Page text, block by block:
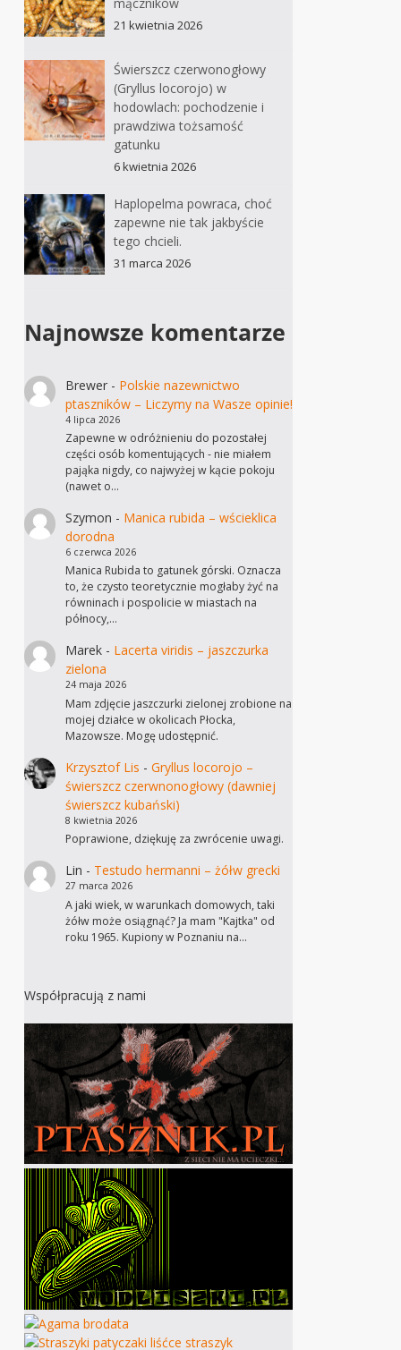
21 kwietnia 2026
Świerszcz czerwonogłowy
(Gryllus locorojo) w
hodowlach: pochodzenie i
prawdziwa tożsamość
gatunku
6 kwietnia 2026
Haplopelma powraca, choć
zapewne nie tak jakbyście
tego chcieli.
31 marca 2026
Najnowsze komentarze
Brewer- Polskie nazewnictwo
ptaszników – Liczymy na Wasze opinie!
4 lipca 2026
Zapewne w odróżnieniu do pozostałej
części osób komentujących - nie miałem
pająka nigdy, co najwyżej w kącie pokoju
(nawet o…
Szymon - Manica rubida – wścieklica
dorodna
6 czerwca 2026
Manica Rubida to gatunek górski. Oznacza
to, że czysto teoretycznie mogłaby żyć na
równinach i pospolicie w miastach na
północy,…
Marek- Lacerta viridis – jaszczurka
zielona
24 maja 2026
Mam zdjęcie jaszczurki zielonej zrobione na
mojej działce w okolicach Płocka,
Mazowsze. Mogę udostępnić.
Krzysztof Lis - Gryllus locorojo –
świerszcz czerwnonogłowy (dawniej
świerszcz kubański)
8 kwietnia 2026
Poprawione, dziękuję za zwrócenie uwagi.
Lin - Testudo hermanni – żółw grecki
27 marca 2026
A jaki wiek, w warunkach domowych, taki
żółw może osiągnąć? Ja mam "Kajtka" od
roku 1965. Kupiony w Poznaniu na…
Współpracują z nami